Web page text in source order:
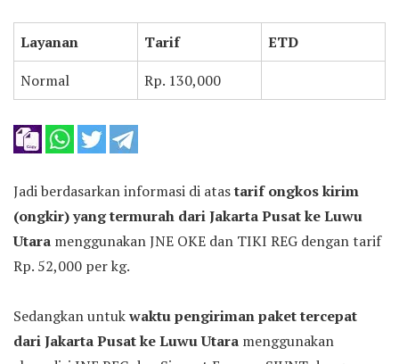
Layanan Tarif
ETD
Normal
Rp. 130,000
Jadi berdasarkan informasi di atastarif ongkos kirim
(ongkir) yang termurah dari Jakarta Pusat ke Luwu
Utara menggunakan JNE OKE dan TIKI REG dengan tarif
Rp. 52,000 per kg.
Sedangkan untukwaktu pengiriman paket tercepat
dari Jakarta Pusat ke Luwu Utara menggunakan